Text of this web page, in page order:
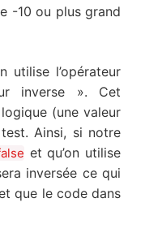
-10 ou plus grand
utilise l’opérateur
inverse ». Cet
(une valeur
test. Ainsi, si notre
et qu’on utilise
inversée ce qui
que le code dans